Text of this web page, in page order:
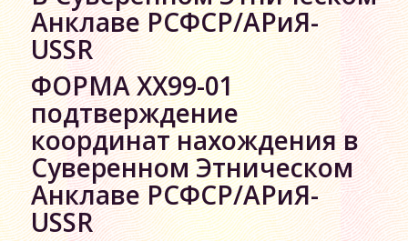
Анклаве РСФСР/АРиЯ-
USSR
ФОРМА XX99-01
подтверждение
координат нахождения в
Суверенном Этническом
Анклаве РСФСР/АРиЯ-
USSR